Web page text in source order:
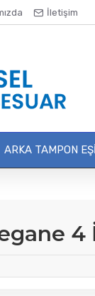
İletişim
ARKA TAMPON
4